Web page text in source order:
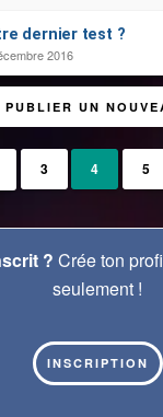
dernier test ?
2016
PUBLIER UN
3 4 5
? Crée ton
seulement !
INSCRIPTION